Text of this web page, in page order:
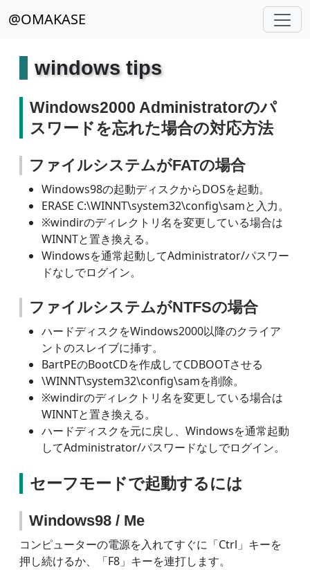
@OMAKASE
windows tips
Windows2000 Administratorのパ
スワードを忘れた場合の対応方法
ファイルシステムがFATの場合
Windows98の起動ディスクからDOSを起動。
ERASE C:\WINNT\system32\config\samと入力。
※windirのディレクトリ名を変更している場合は
WINNTと置き換える。
Windowsを通常起動してAdministrator/パスワー
ドなしでログイン。
ファイルシステムがNTFSの場合
ハードディスクをWindows2000以降のクライア
ントのスレイブに挿す。
BartPEのBootCDを作成してCDBOOTさせる
\WINNT\system32\config\samを削除。
※windirのディレクトリ名を変更している場合は
WINNTと置き換える。
ハードディスクを元に戻し、Windowsを通常起動
してAdministrator/パスワードなしでログイン。
セーフモードで起動するには
Windows98 / Me
コンピューターの電源を入れてすぐに「Ctrl」キーを
押し続けるか、「F8」キーを連打します。